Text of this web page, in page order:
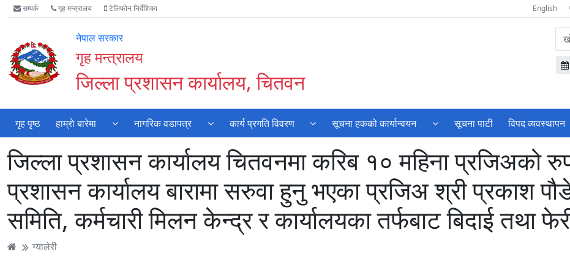
Accessibility
Mode
गर्नुहोस्
मुख्य
सामाग्री
मुख्य
नेभिगेसन
वेबसाइट
खोजमा
सम्पर्क गृह मन्त्रालय टेलिफोन निर्देशिका English
नेपाल सरकार
गृह मन्त्रालय
जिल्ला प्रशासन कार्यालय, चितवन
गृह पृष्ठ हाम्राे बारेमा नागरिक वडापत्र कार्य प्रगति विवरण सूचना हकको कार्यान्वयन सूचना पाटी विपद व्यवस्थापन
जिल्ला प्रशासन कार्यालय चितवनमा करिब १० महिना प्रजिअको
प्रशासन कार्यालय बारामा सरुवा हुनु भएका प्रजिअ श्री प्रकाश
समिति, कर्मचारी मिलन केन्द्र र कार्यालयका तर्फबाट बिदाई
ग्यालेरी